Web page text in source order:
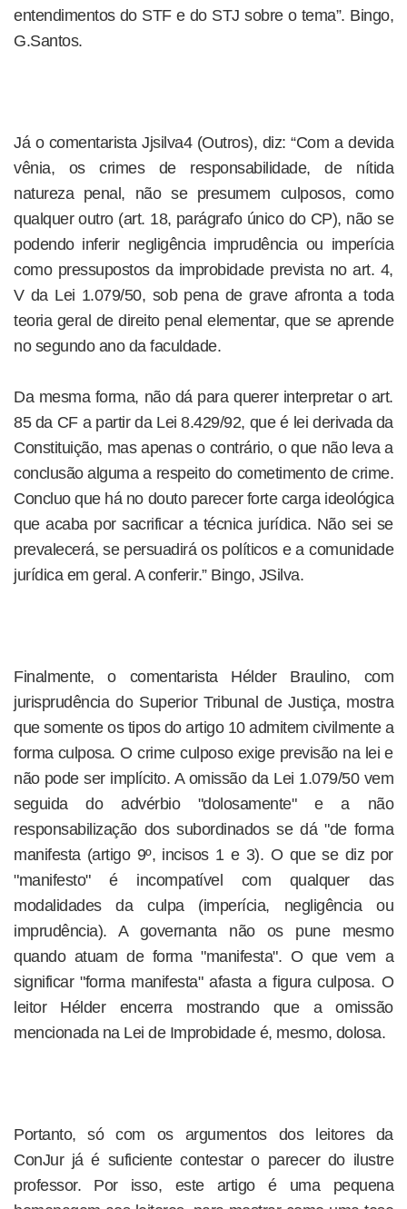
entendimentos do STF e do STJ sobre o tema”. Bingo,
G.Santos.
Já o comentarista Jjsilva4 (Outros), diz: “Com a devida
vênia, os crimes de responsabilidade, de nítida
natureza penal, não se presumem culposos, como
qualquer outro (art. 18, parágrafo único do CP), não se
podendo inferir negligência imprudência ou imperícia
como pressupostos da improbidade prevista no art. 4,
V da Lei 1.079/50, sob pena de grave afronta a toda
teoria geral de direito penal elementar, que se aprende
no segundo ano da faculdade.
Da mesma forma, não dá para querer interpretar o art.
85 da CF a partir da Lei 8.429/92, que é lei derivada da
Constituição, mas apenas o contrário, o que não leva a
conclusão alguma a respeito do cometimento de crime.
Concluo que há no douto parecer forte carga ideológica
que acaba por sacrificar a técnica jurídica. Não sei se
prevalecerá, se persuadirá os políticos e a comunidade
jurídica em geral. A conferir.” Bingo, JSilva.
Finalmente, o comentarista Hélder Braulino, com
jurisprudência do Superior Tribunal de Justiça, mostra
que somente os tipos do artigo 10 admitem civilmente a
forma culposa. O crime culposo exige previsão na lei e
não pode ser implícito. A omissão da Lei 1.079/50 vem
seguida do advérbio "dolosamente" e a não
responsabilização dos subordinados se dá "de forma
manifesta (artigo 9º, incisos 1 e 3). O que se diz por
"manifesto" é incompatível com qualquer das
modalidades da culpa (imperícia, negligência ou
imprudência). A governanta não os pune mesmo
quando atuam de forma "manifesta". O que vem a
significar "forma manifesta" afasta a figura culposa. O
leitor Hélder encerra mostrando que a omissão
mencionada na Lei de Improbidade é, mesmo, dolosa.
Portanto, só com os argumentos dos leitores da
ConJur já é suficiente contestar o parecer do ilustre
professor. Por isso, este artigo é uma pequena